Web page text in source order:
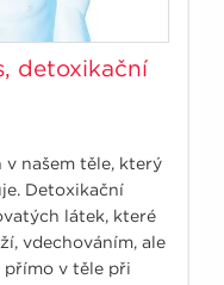
detoxikační
našem těle, který
Detoxikační
látek, které
vdechováním, ale
v těle při